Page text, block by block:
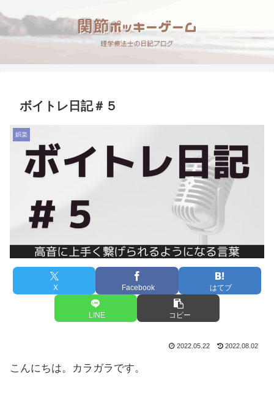
ボイトレ日記＃５
娯楽
X Facebook はてブ
LINE コピー
2022.05.22 2022.08.02
こんにちは。カラガラです。